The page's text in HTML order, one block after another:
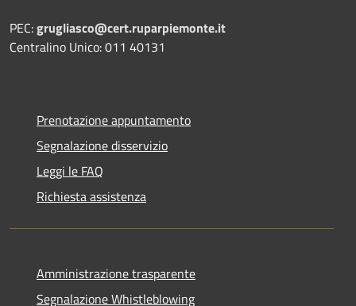
PEC:grugliasco@cert.ruparpiemonte.it
Centralino Unico: 011 40131
Prenotazione appuntamento
Segnalazione disservizio
Leggi le FAQ
Richiesta assistenza
Amministrazione trasparente
Segnalazione Whistleblowing